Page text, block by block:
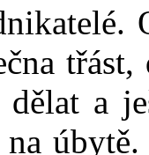
dělat a